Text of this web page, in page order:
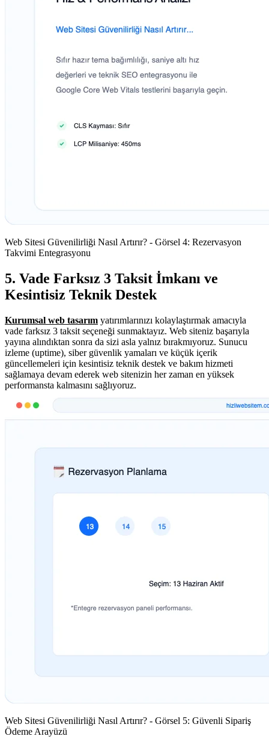
Web Sitesi Güvenilirliği Nasıl Artırır? - Görsel 4: Rezervasyon
Takvimi Entegrasyonu
5. Vade Farksız 3 Taksit İmkanı ve
Kesintisiz Teknik Destek
Kurumsal web tasarım yatırımlarınızı kolaylaştırmak amacıyla
vade farksız 3 taksit seçeneği sunmaktayız. Web siteniz başarıyla
yayına alındıktan sonra da sizi asla yalnız bırakmıyoruz. Sunucu
izleme (uptime), siber güvenlik yamaları ve küçük içerik
güncellemeleri için kesintisiz teknik destek ve bakım hizmeti
sağlamaya devam ederek web sitenizin her zaman en yüksek
performansta kalmasını sağlıyoruz.
Web Sitesi Güvenilirliği Nasıl Artırır? - Görsel 5: Güvenli Sipariş
Ödeme Arayüzü